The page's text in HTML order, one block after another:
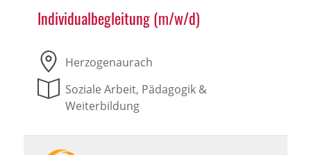
Individualbegleitung (m/w/d)
Herzogenaurach
Soziale Arbeit, Pädagogik &
Weiterbildung